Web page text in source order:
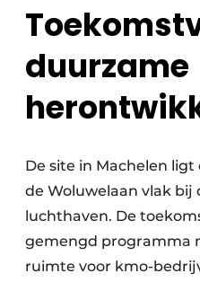
Houtbouw
HVAC
Interieurarchitectuur
Renovatie
Software
Toegangscontrole
duurzame
De site in Machelen
de Woluwelaan vlak bij
luchthaven. De
gemengd programma
ruimte voor kmo-